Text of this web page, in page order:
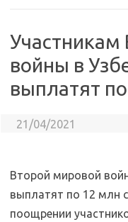
Участникам
войны в
выплатят
21/04/2021
Второй мировой
выплатят по 12 млн
поощрении